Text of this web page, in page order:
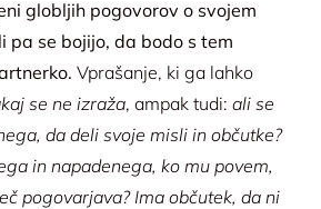
globljih pogovorov o svojem
pa se bojijo, da bodo s tem
Vprašanje, ki ga lahko
se ne izraža, ampak tudi: ali se
da deli svoje misli in občutke?
in napadenega, ko mu povem,
pogovarjava? Ima občutek, da ni